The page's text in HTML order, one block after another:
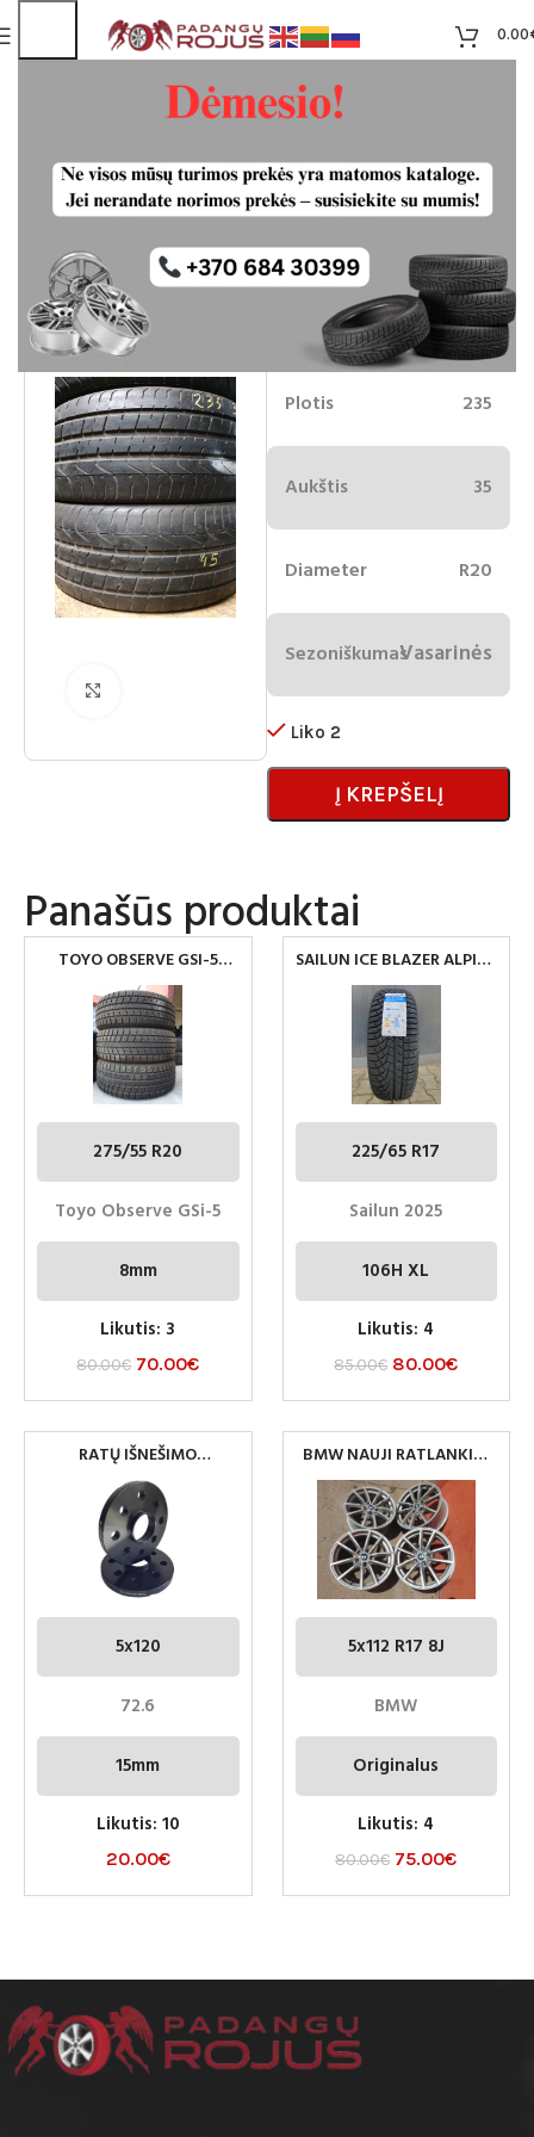
0.00
Pirelli Scorpion Verde 235/35R20
naudotos padangos
-11%
Spustelėkite norėdami padidinti
45.00€
40.00€
Liko 2
Plotis 235
Aukštis 35
Diameter R20
SezoniškumasVasarinės
Liko 2
Į KREPŠELĮ
Panašūs produktai
TOYO OBSERVE GSI-5
275/55 R20
275/55 R20
Toyo Observe GSi-5
8mm
Likutis: 3
80.00€ 70.00€
SAILUN ICE BLAZER ALPINE
EVO 1 225/65 R17 106H XL
225/65 R17
Sailun 2025
106H XL
Likutis: 4
85.00€ 80.00€
RATŲ IŠNEŠIMO
KOREKTORIUS 5×120 72.6
MM 15MM
5x120
72.6
15mm
Likutis: 10
20.00€
BMW NAUJI RATLANKIAI
5×112 R17
5x112 R17 8J
BMW
Originalus
Likutis: 4
80.00€ 75.00€